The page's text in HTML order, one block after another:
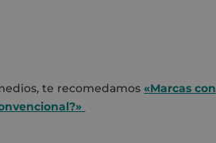
te recomedamos«Marcas con